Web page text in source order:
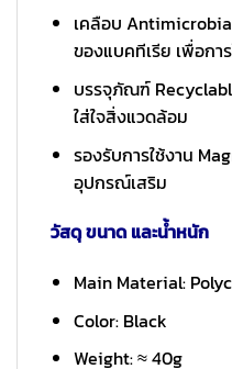
เคลือบ
ของแบคทีเรีย เพื่อกา
บรรจุภัณฑ์
ใส่ใจสิ่งแวดล้อม
รองรับการใช้งาน
อุปกรณ์เสริม
วัสดุ ขนาด และน้ำหนัก
Main Material:
Color: Black
Weight: ≈ 40g